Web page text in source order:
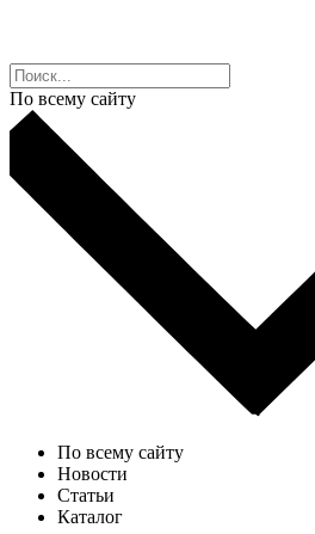
По всему сайту
По всему сайту
Новости
Статьи
Каталог